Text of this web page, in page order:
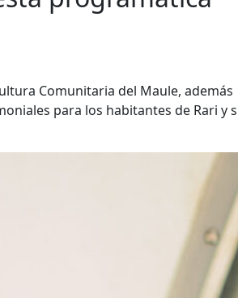
Comunitaria del Maule, además
para los habitantes de Rari y